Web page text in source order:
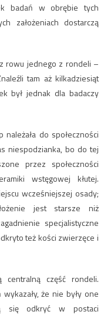
badań w obrębie tych
założeniach dostarczą
rowu jednego z rondeli –
tam aż kilkadziesiąt
był jednak dla badaczy
do społeczności
niespodzianka, bo do tej
przez społeczności
wstęgowej kłutej.
wcześniejszej osady;
jest starsze niż
specjalistyczne
też kości zwierzęce i
centralną część rondeli.
że nie były one
się odkryć w postaci